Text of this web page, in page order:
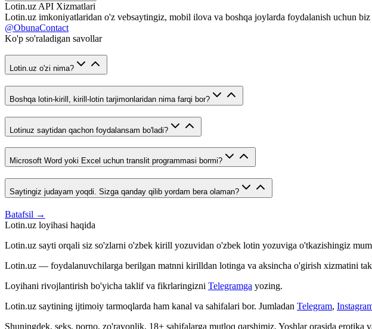
Lotin.uz API Xizmatlari
Lotin.uz imkoniyatlaridan o'z vebsaytingiz, mobil ilova va boshqa joylarda foydalanish uchun
@ObunaContact
Ko'p so'raladigan savollar
Lotin.uz o'zi nima?
Boshqa lotin-kirill, kirill-lotin tarjimonlaridan nima farqi bor?
Lotinuz saytidan qachon foydalansam bo'ladi?
Microsoft Word yoki Excel uchun translit programmasi bormi?
Saytingiz judayam yoqdi. Sizga qanday qilib yordam bera olaman?
Batafsil →
Lotin.uz loyihasi haqida
Lotin.uz sayti orqali siz so'zlarni o'zbek kirill yozuvidan o'zbek lotin yozuviga o'tkazishingiz
Lotin.uz — foydalanuvchilarga berilgan matnni kirilldan lotinga va aksincha o'girish xizmatini
Loyihani rivojlantirish bo'yicha taklif va fikrlaringizni Telegramga yozing.
Lotin.uz saytining ijtimoiy tarmoqlarda ham kanal va sahifalari bor. Jumladan Telegram,
Shuningdek, seks, porno, zo'ravonlik, 18+ sahifalarga mutloq qarshimiz. Yoshlar orasida